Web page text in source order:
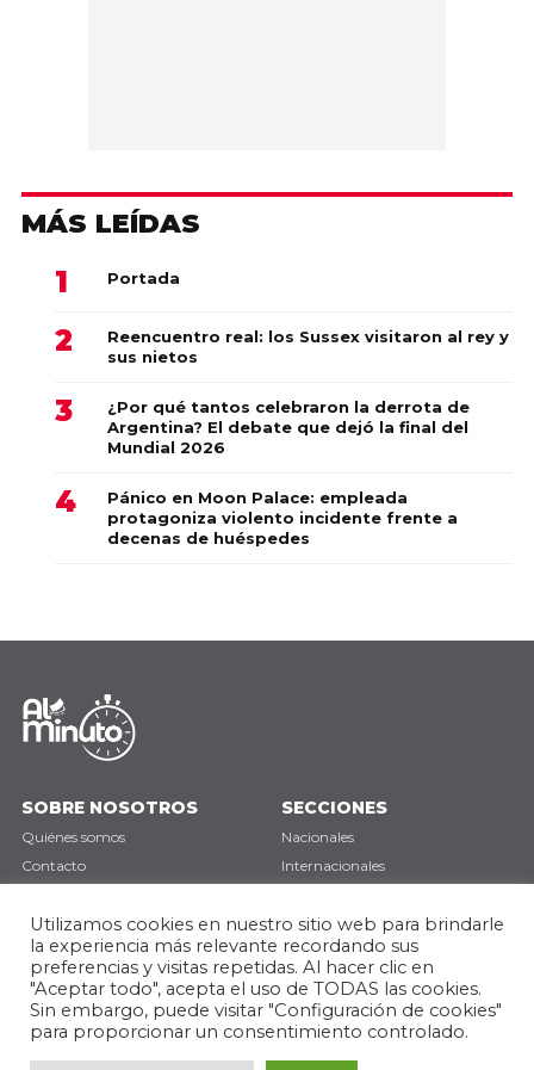
MÁS LEÍDAS
Portada
Reencuentro real: los Sussex visitaron al rey y
sus nietos
¿Por qué tantos celebraron la derrota de
Argentina? El debate que dejó la final del
Mundial 2026
Pánico en Moon Palace: empleada
protagoniza violento incidente frente a
decenas de huéspedes
SOBRE NOSOTROS
Quiénes somos
Contacto
SECCIONES
Nacionales
Internacionales
Opinión
SÍGUENOS
Utilizamos cookies en nuestro sitio web para brindarle
la experiencia más relevante recordando sus
preferencias y visitas repetidas. Al hacer clic en
"Aceptar todo", acepta el uso de TODAS las cookies.
Sin embargo, puede visitar "Configuración de cookies"
para proporcionar un consentimiento controlado.